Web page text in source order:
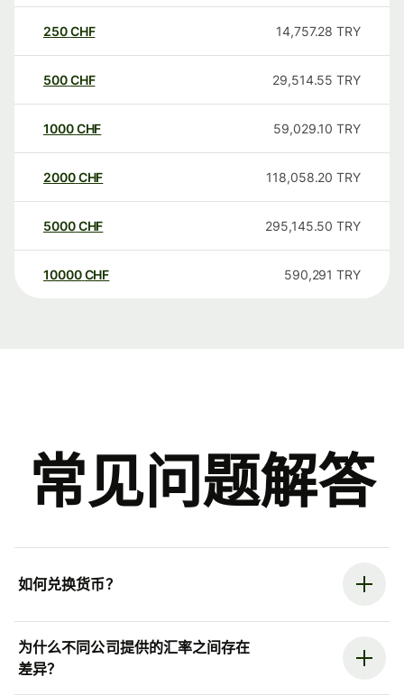
250CHF 14,757.28 TRY
500CHF 29,514.55 TRY
1000CHF 59,029.10 TRY
2000CHF 118,058.20 TRY
5000CHF 295,145.50 TRY
10000 CHF 590,291 TRY
常见问题解答
如何兑换货币？
为什么不同公司提供的汇率之间存在
差异？